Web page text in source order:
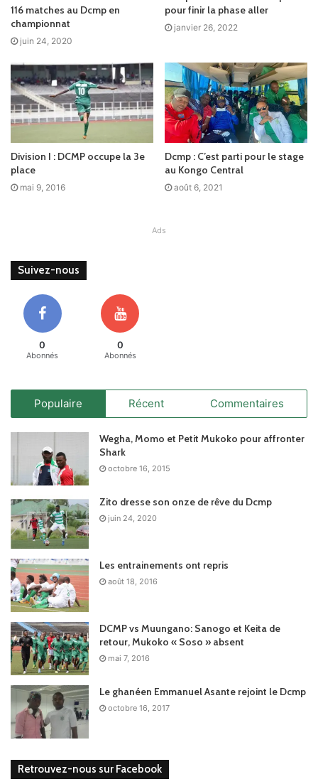
116 matches au Dcmp en
championnat
juin 24, 2020
pour finir la phase aller
janvier 26, 2022
Division I : DCMP occupe la 3e
place
mai 9, 2016
Dcmp : C’est parti pour le stage
au Kongo Central
août 6, 2021
Ads
Suivez-nous
0
Abonnés
0
Abonnés
Populaire Récent Commentaires
Wegha, Momo et Petit Mukoko pour affronter
Shark
octobre 16, 2015
Zito dresse son onze de rêve du Dcmp
juin 24, 2020
Les entrainements ont repris
août 18, 2016
DCMP vs Muungano: Sanogo et Keita de
retour, Mukoko « Soso » absent
mai 7, 2016
Le ghanéen Emmanuel Asante rejoint le Dcmp
octobre 16, 2017
Retrouvez-nous sur Facebook